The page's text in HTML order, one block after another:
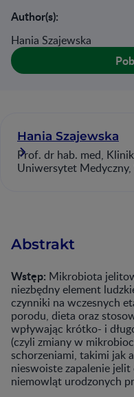
Author(s):
Hania Szajewska
Hania Szajewska
Prof. dr hab. med,
Uniwersytet Medyczny,
Abstrakt
Wstęp: Mikrobiota
niezbędny element
czynniki na wczesnych
porodu, dieta oraz
wpływając krótko- i
(czyli zmiany w
schorzeniami, takimi jak
nieswoiste zapalenie
niemowląt urodzonych